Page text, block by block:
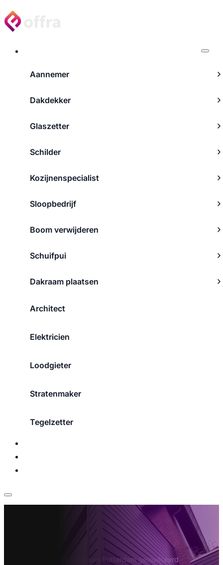
Aannemer
Dakdekker
Glaszetter
Schilder
Kozijnenspecialist
Sloopbedrijf
Boom verwijderen
Schuifpui
Dakraam plaatsen
Architect
Elektricien
Loodgieter
Stratenmaker
Tegelzetter
Aanbouw Rotterdam gerealiseerd